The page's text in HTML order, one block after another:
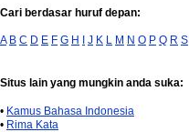
Cari berdasar huruf depan:
A B C D E F G H I J K L M N O P Q R S
Situs lain yang mungkin anda suka:
• Kamus Bahasa Indonesia
• Rima Kata